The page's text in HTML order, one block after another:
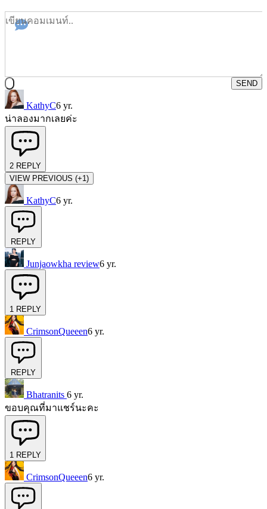
SEND
KathyC6 yr.
น่าลองมากเลยค่ะ
2 REPLY
VIEW PREVIOUS (+1)
KathyC6 yr.
REPLY
Junjaowkha review6 yr.
1 REPLY
CrimsonQueeen6 yr.
REPLY
Bhatranits 6 yr.
ขอบคุณที่มาแชร์นะคะ
1 REPLY
CrimsonQueeen6 yr.